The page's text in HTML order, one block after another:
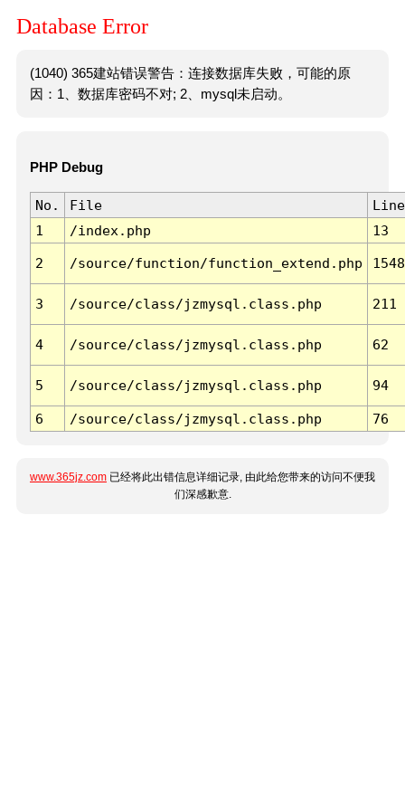
Database Error
(1040) 365建站错误警告：连接数据库失败，可能的原
因：1、数据库密码不对; 2、mysql未启动。
PHP Debug
No. File
Line
1
/index.php 13
2 /source/function/function_extend.php 1548
3 /source/class/jzmysql.class.php 211
4 /source/class/jzmysql.class.php 62
5 /source/class/jzmysql.class.php 94
6 /source/class/jzmysql.class.php 76
www.365jz.com 已经将此出错信息详细记录, 由此给您带来的访问不便我
们深感歉意.